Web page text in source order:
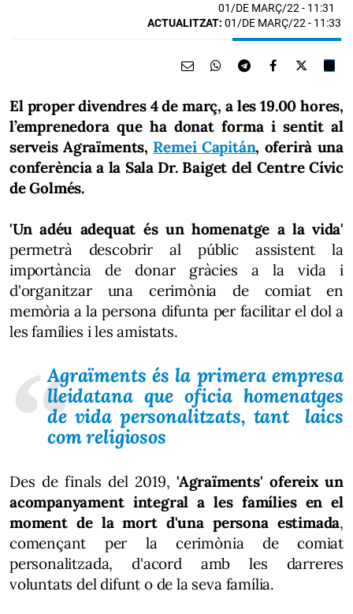
01/DE MARÇ/22 - 11:31
ACTUALITZAT: 01/DE MARÇ/22 - 11:33
El proper divendres 4 de març, a les 19.00 hores,
l’emprenedora que ha donat forma i sentit al
serveis Agraïments, Remei Capitán, oferirà una
conferència a la Sala Dr. Baiget del Centre Cívic
de Golmés.
'Un adéu adequat és un homenatge a la vida'
permetrà descobrir al públic assistent la
importància de donar gràcies a la vida i
d'organitzar una cerimònia de comiat en
memòria a la persona difunta per facilitar el dol a
les famílies i les amistats.
Agraïments és la primera empresa
lleidatana que oficia homenatges
de vida personalitzats, tant laics
com religiosos
Des de finals del 2019, 'Agraïments' ofereix un
acompanyament integral a les famílies en el
moment de la mort d'una persona estimada,
començant per la cerimònia de comiat
personalitzada, d'acord amb les darreres
voluntats del difunt o de la seva família.